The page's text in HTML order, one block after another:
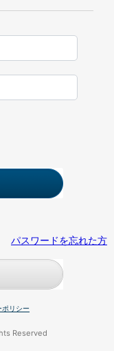
パスワードを忘れた方
ポリシー
Reserved